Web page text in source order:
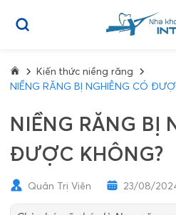
Kiến thức niềng răng
NIỀNG RĂNG BỊ NGHIÊNG CÓ
NIỀNG RĂNG BỊ
ĐƯỢC KHÔNG?
Quản Trị Viên 23/08/